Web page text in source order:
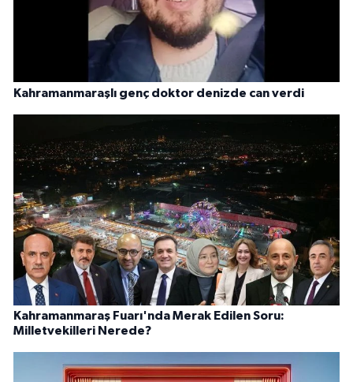
Kahramanmaraşlı genç doktor denizde can verdi
Kahramanmaraş Fuarı'nda Merak Edilen Soru:
Milletvekilleri Nerede?